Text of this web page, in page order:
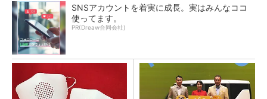
SNSアカウントを着実に成長。実はみんなココ
使ってます。
PR(Dreaw合同会社)